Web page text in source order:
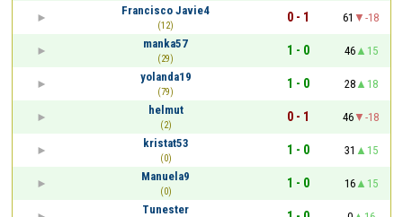
Francisco Javie4
(12)
0 - 1 61
-18
manka57
(29)
1 - 0 46
15
yolanda19
(79)
1 - 0 28
18
helmut
(2)
0 - 1 46
-18
kristat53
(0)
1 - 0 31
15
Manuela9
(0)
1 - 0 16
15
Tunester